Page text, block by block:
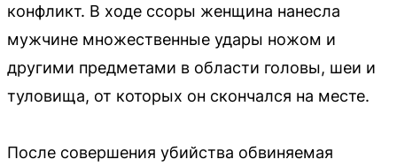
конфликт. В ходе ссоры женщина нанесла
мужчине множественные удары ножом и
другими предметами в области головы, шеи и
туловища, от которых он скончался на месте.
После совершения убийства обвиняемая